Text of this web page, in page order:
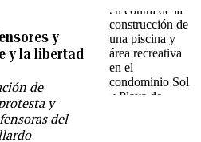
y
y la libertad
de
y
del